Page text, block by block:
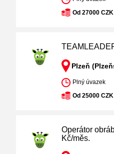
Od 27000
Plzeň
Plný úvazek
Od 25000
Operátor
Kč/měs.